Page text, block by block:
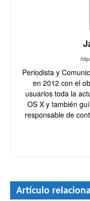
Periodista y
en 2012 con el
usuarios toda la
OS X y también
responsable de
Artículo